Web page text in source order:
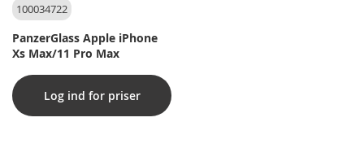
100034722
PanzerGlass Apple iPhone
Xs Max/11 Pro Max
Log ind for priser